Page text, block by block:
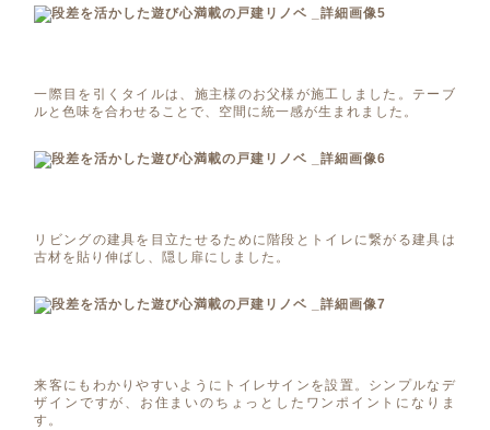
一際目を引くタイルは、施主様のお父様が施工しました。テーブ
ルと色味を合わせることで、空間に統一感が生まれました。
リビングの建具を目立たせるために階段とトイレに繋がる建具は
古材を貼り伸ばし、隠し扉にしました。
来客にもわかりやすいようにトイレサインを設置。シンプルなデ
ザインですが、お住まいのちょっとしたワンポイントになりま
す。